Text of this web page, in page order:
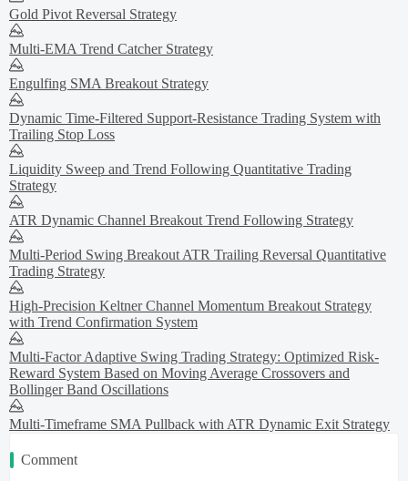
Gold Pivot Reversal Strategy
Multi-EMA Trend Catcher Strategy
Engulfing SMA Breakout Strategy
Dynamic Time-Filtered Support-Resistance Trading System with
Trailing Stop Loss
Liquidity Sweep and Trend Following Quantitative Trading
Strategy
ATR Dynamic Channel Breakout Trend Following Strategy
Multi-Period Swing Breakout ATR Trailing Reversal Quantitative
Trading Strategy
High-Precision Keltner Channel Momentum Breakout Strategy
with Trend Confirmation System
Multi-Factor Adaptive Swing Trading Strategy: Optimized Risk-
Reward System Based on Moving Average Crossovers and
Bollinger Band Oscillations
Multi-Timeframe SMA Pullback with ATR Dynamic Exit Strategy
Comment